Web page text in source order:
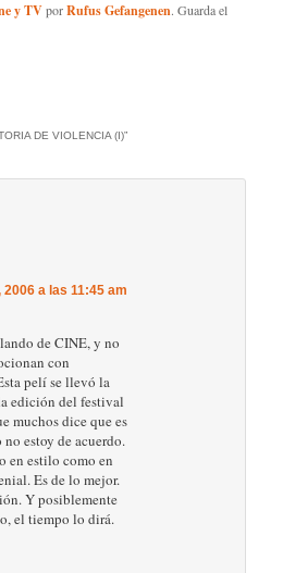
y TVporRufus Gefangenen. Guarda el
DE VIOLENCIA (I)”
2006 a las 11:45 am
de CINE, y no
con
pelí se llevó la
edición del festival
muchos dice que es
estoy de acuerdo.
en estilo como en
Es de lo mejor.
Y posiblemente
el tiempo lo dirá.